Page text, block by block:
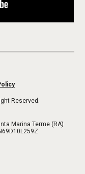
Reserved.
Marina Terme (RA)